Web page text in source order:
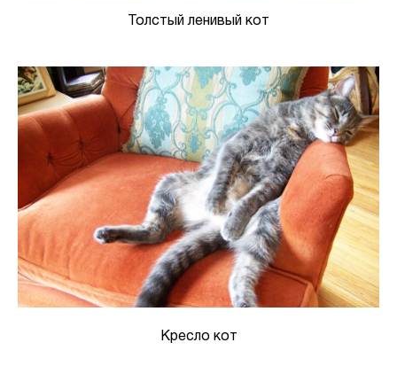
Толстый ленивый кот
Кресло кот